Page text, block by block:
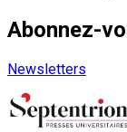
Abonnez-
Newsletters